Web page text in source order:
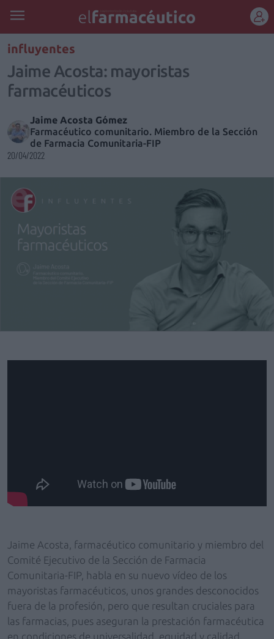
influyentes
Jaime Acosta: mayoristas
farmacéuticos
Jaime Acosta Gómez
Farmacéutico comunitario. Miembro de la Sección
de Farmacia Comunitaria-FIP
20/04/2022
Jaime Acosta, farmacéutico comunitario y miembro del
Comité Ejecutivo de la Sección de Farmacia
Comunitaria-FIP, habla en su nuevo vídeo de los
mayoristas farmacéuticos, unos grandes desconocidos
fuera de la profesión, pero que resultan cruciales para
las farmacias, pues aseguran la prestación farmacéutica
en condiciones de universalidad, equidad y calidad.